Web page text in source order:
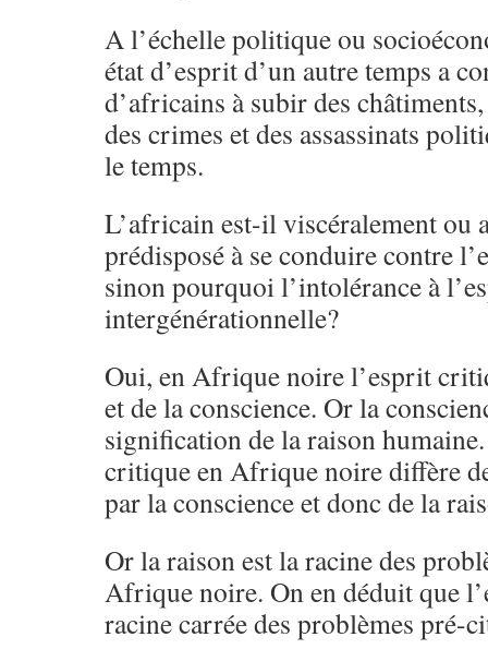
A l’échelle politique ou
état d’esprit d’un autre temps a
d’africains à subir des
des crimes et des assassinats
le temps.
L’africain est-il viscéralement ou
prédisposé à se conduire contre
sinon pourquoi l’intolérance à
intergénérationnelle?
Oui, en Afrique noire l’esprit
et de la conscience. Or la
signification de la raison
critique en Afrique noire diffère
par la conscience et donc de la
Or la raison est la racine des
Afrique noire. On en déduit que
racine carrée des problèmes pré-